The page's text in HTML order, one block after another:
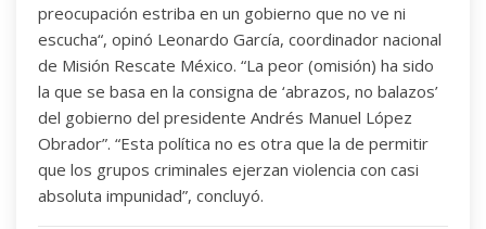
preocupación estriba en un gobierno que no ve ni
escucha“, opinó Leonardo García, coordinador nacional
de Misión Rescate México. “La peor (omisión) ha sido
la que se basa en la consigna de ‘abrazos, no balazos’
del gobierno del presidente Andrés Manuel López
Obrador”. “Esta política no es otra que la de permitir
que los grupos criminales ejerzan violencia con casi
absoluta impunidad”, concluyó.